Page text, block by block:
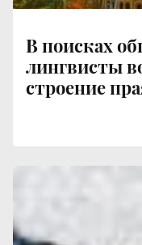
В поисках
лингвисты
строение